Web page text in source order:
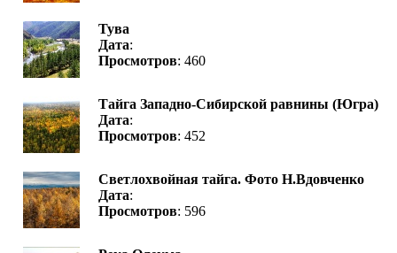
Тува
Дата:
Просмотров: 460
Тайга Западно-Сибирской равнины (Югра)
Дата:
Просмотров: 452
Светлохвойная тайга. Фото Н.Вдовченко
Дата:
Просмотров: 596